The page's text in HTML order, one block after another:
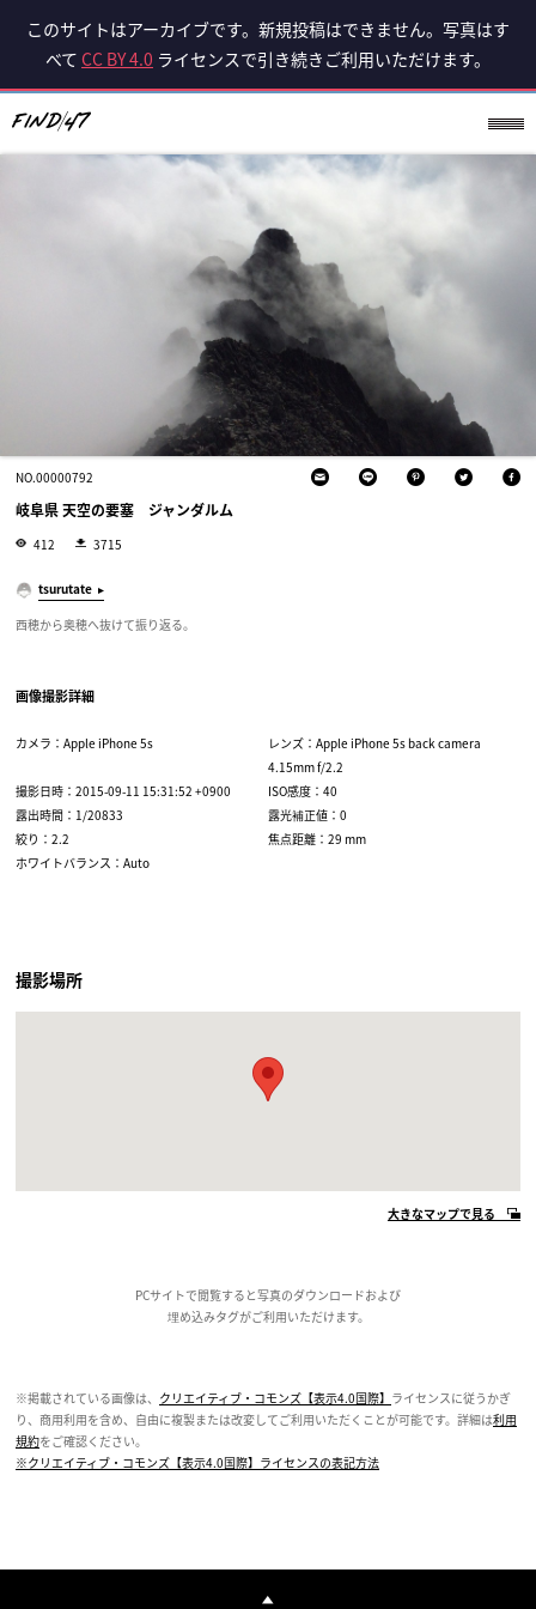
このサイトはアーカイブです。新規投稿はできません。写真はす
べて CC BY 4.0 ライセンスで引き続きご利用いただけます。
NO.00000792
岐阜県 天空の要塞 ジャンダルム
412 3715
tsurutate
西穂から奥穂へ抜けて振り返る。
画像撮影詳細
カメラ：Apple iPhone 5s
レンズ：Apple iPhone 5s back camera
4.15mm f/2.2
撮影日時：2015-09-11 15:31:52 +0900
ISO感度：40
露出時間：1/20833
露光補正値：0
絞り：2.2
焦点距離：29 mm
ホワイトバランス：Auto
撮影場所
大きなマップで見る
PCサイトで閲覧すると写真のダウンロードおよび
埋め込みタグがご利用いただけます。
※掲載されている画像は、 クリエイティブ・コモンズ【表示4.0国際】 ライセンスに従うかぎ
り、商用利用を含め、自由に複製または改変してご利用いただくことが可能です。詳細は利用
規約をご確認ください。
※クリエイティブ・コモンズ【表示4.0国際】ライセンスの表記方法